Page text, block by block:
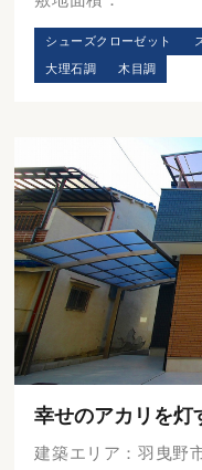
シューズクローゼット
大理石調 木目調
幸せのアカリを灯
建築エリア：羽曳野